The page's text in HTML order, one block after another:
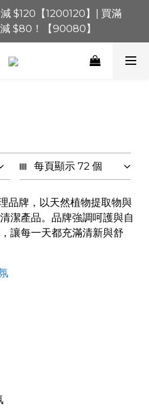
$120【1200120】| 買滿
$80！【90080】
$120【1200120】| 買滿
$80！【90080】
【60040】| 買滿 $400 正
Payments FPS將於
晨 01:00 至 11:00 暫停交易
$120【1200120】| 買滿
$80！【90080】
每頁顯示 72 個
品牌，以天然植物提取物與
潔產品。品牌強調呵護與自
讓每一天都充滿清新與舒